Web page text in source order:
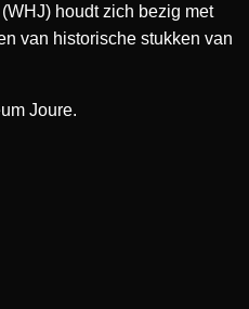
houdt zich bezig met
van historische stukken van
Joure.